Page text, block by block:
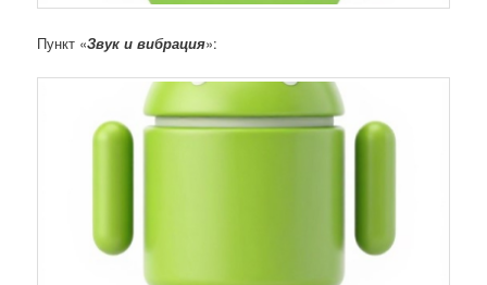
Пункт «Звук и вибрация»: